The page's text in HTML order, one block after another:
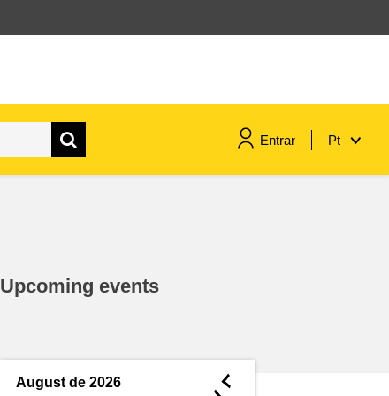
Entrar Pt
conhecimento
Upcoming events
August de 2026 ◄